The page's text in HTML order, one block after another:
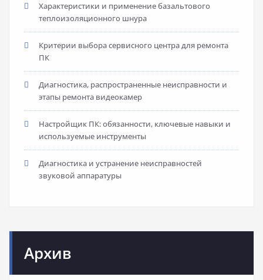
Характеристики и применение базальтового
теплоизоляционного шнура
Критерии выбора сервисного центра для ремонта
ПК
Диагностика, распространенные неисправности и
этапы ремонта видеокамер
Настройщик ПК: обязанности, ключевые навыки и
используемые инструменты
Диагностика и устранение неисправностей
звуковой аппаратуры
Архив